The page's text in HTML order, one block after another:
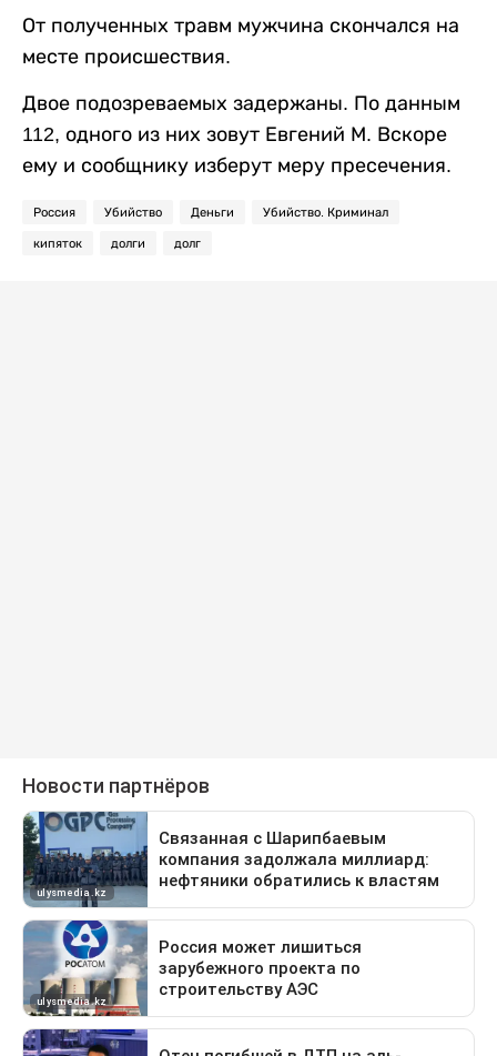
От полученных травм мужчина скончался на
месте происшествия.
Двое подозреваемых задержаны. По данным
112, одного из них зовут Евгений М. Вскоре
ему и сообщнику изберут меру пресечения.
Россия Убийство Деньги Убийство. Криминал
кипяток долги долг